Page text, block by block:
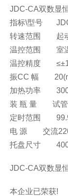
JDC-CA双数显
指标\型号
转速范围 起
温控范围 室
温控精度
振CC 幅
加热功率
装 瓶 量 试管
定时范围
电 源 交流
托盘尺寸
JDC-CA双数显
本企业已荣获!